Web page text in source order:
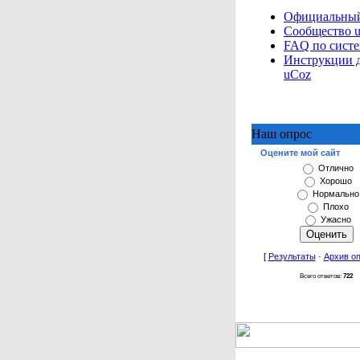
Сообщество
FAQ по
Инструкции
uCoz
Наш опрос
Оцените мой сайт
Отлично
Хорошо
Нормально
Плохо
Ужасно
[ Результаты· Архив
Всего ответов: 722